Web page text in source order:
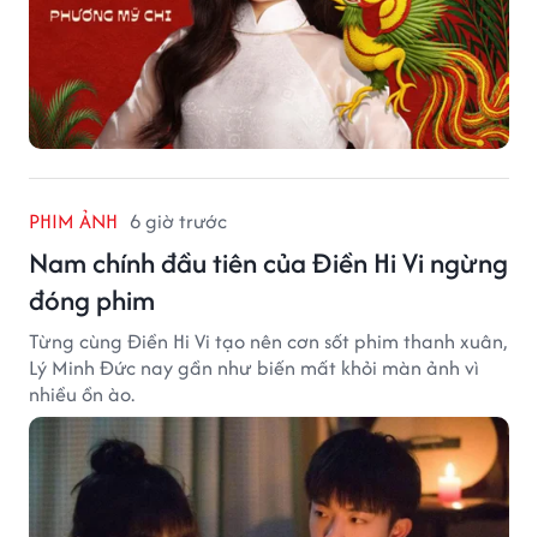
PHIM ẢNH 6 giờ trước
Nam chính đầu tiên của Điền Hi Vi ngừng
đóng phim
Từng cùng Điền Hi Vi tạo nên cơn sốt phim thanh xuân,
Lý Minh Đức nay gần như biến mất khỏi màn ảnh vì
nhiều ồn ào.